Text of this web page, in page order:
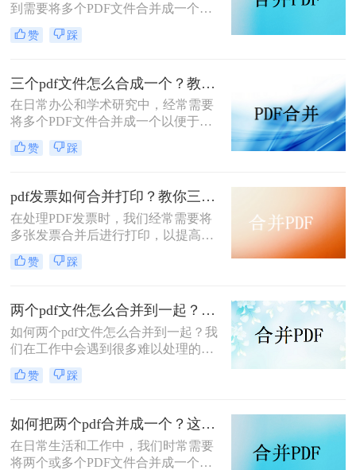
到需要将多个PDF文件合并成一个文
件的需求。无论是为了整理资料、简
化分享流程，还是为了更方便地阅读
的功能。那么怎么把pdf合并成一个
pdf呢？以下将详细介绍几种常用的
PDF合并方法，帮助您轻松实现这一
目标。
赞 踩
三个pdf文件怎么合成一个？教你4种大家都在用方法！
在日常办公和学术研究中，经常需要
将多个PDF文件合并成一个以便于管
理和分享。那么三个pdf文件怎么合成
一个呢？本文将介绍四种将三个PDF
赞 踩
pdf发票如何合并打印？教你三种简单合并方法！
在处理PDF发票时，我们经常需要将
多张发票合并后进行打印，以提高工
作效率和节省纸张。那么PDF发票如
何合并打印呢？以下将介绍三种合并
轻松应对这一需求。
赞 踩
两个pdf文件怎么合并到一起？大家来试试这3种方法吧！
如何两个pdf文件怎么合并到一起？我
们在工作中会遇到很多难以处理的文
件，比如PDF文件，特别是多个PDF
文件合并成一个PDF文件。事实上，
互联网上找到相关的方法。最后，我
们不能达到我们理想的预期。让我们
来看看pdf合并的方法。
赞 踩
如何把两个pdf合并成一个？这4种合并方法很好用！
在日常生活和工作中，我们时常需要
将两个或多个PDF文件合并成一个，